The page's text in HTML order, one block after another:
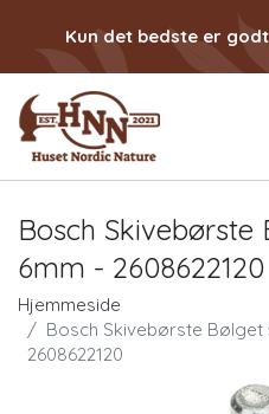
Kun det bedste er
Bosch
6mm - 2608622120
Hjemmeside
Bosch Skivebørste Bølget
2608622120